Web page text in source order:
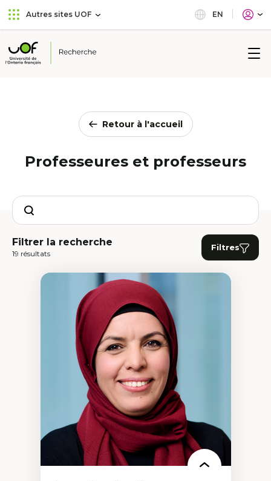
Aller
au
principal
Passer
au
Autres sites UOF EN
Université
Retour à l'accueil
Professeures et professeurs
Search
Filtrer la recherche
19 résultats
Filtres